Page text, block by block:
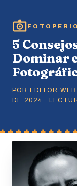
5
Dominar
POR EDITOR
DE 2024 ·